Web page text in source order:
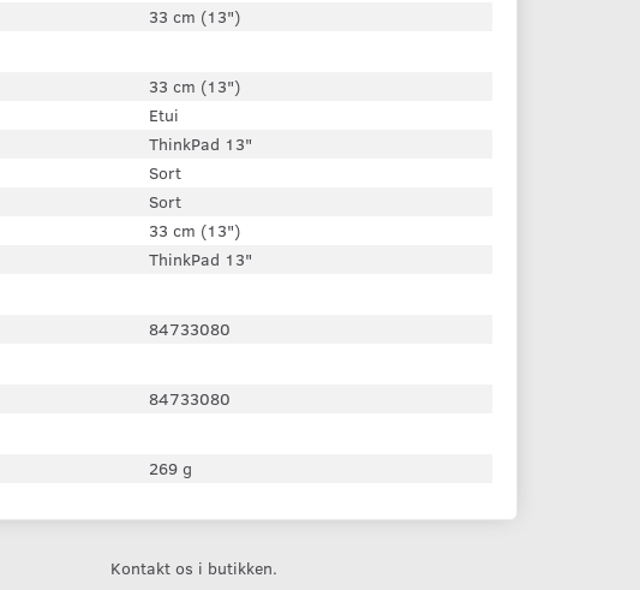
33 cm (13")
33 cm (13")
Etui
ThinkPad 13"
Sort
Sort
33 cm (13")
ThinkPad 13"
84733080
84733080
269 g
Kontakt os i butikken.